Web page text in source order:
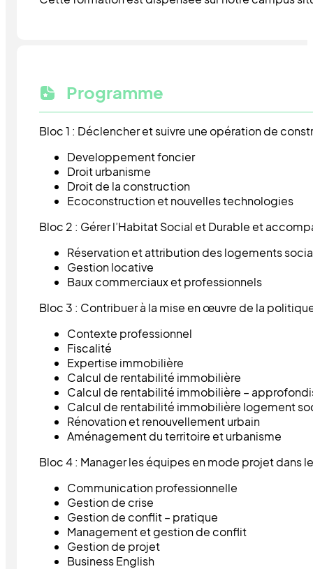
Programme
Bloc 1 : Déclencher et suivre une opération de
Developpement foncier
Droit urbanisme
Droit de la construction
Ecoconstruction et nouvelles technologies
Bloc 2 : Gérer l’Habitat Social et Durable et
Réservation et attribution des logements
Gestion locative
Baux commerciaux et professionnels
Bloc 3 : Contribuer à la mise en œuvre de la
Contexte professionnel
Fiscalité
Expertise immobilière
Calcul de rentabilité immobilière
Calcul de rentabilité immobilière –
Calcul de rentabilité immobilière logement
Rénovation et renouvellement urbain
Aménagement du territoire et urbanisme
Bloc 4 : Manager les équipes en mode projet dans
Communication professionnelle
Gestion de crise
Gestion de conflit – pratique
Management et gestion de conflit
Gestion de projet
Business English